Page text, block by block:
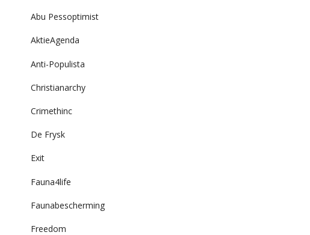
Abu Pessoptimist
AktieAgenda
Anti-Populista
Christianarchy
Crimethinc
De Frysk
Exit
Fauna4life
Faunabescherming
Freedom